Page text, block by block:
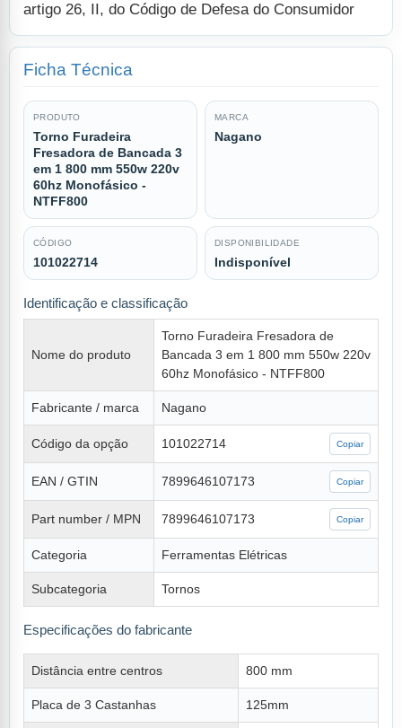
artigo 26, II, do Código de Defesa do Consumidor
Ficha Técnica
PRODUTO
Torno Furadeira
Fresadora de Bancada 3
em 1 800 mm 550w 220v
60hz Monofásico -
NTFF800
MARCA
Nagano
CÓDIGO
101022714
DISPONIBILIDADE
Indisponível
Identificação e classificação
Nome do produto
Torno Furadeira Fresadora de
Bancada 3 em 1 800 mm 550w 220v
60hz Monofásico - NTFF800
Fabricante / marca Nagano
Código da opção 101022714 Copiar
EAN / GTIN 7899646107173 Copiar
Part number / MPN 7899646107173 Copiar
Categoria Ferramentas Elétricas
Subcategoria Tornos
Especificações do fabricante
Distância entre centros 800 mm
Placa de 3 Castanhas 125mm